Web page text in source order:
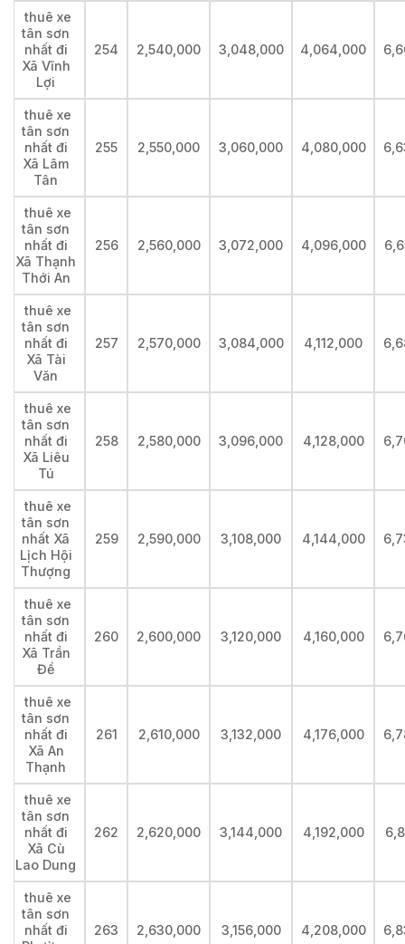
thuê xe
tân sơn
nhất đi
Xã Vĩnh
Lợi
254 2,540,000 3,048,000 4,064,000
thuê xe
tân sơn
nhất đi
Xã Lâm
Tân
255 2,550,000 3,060,000 4,080,000
thuê xe
tân sơn
nhất đi
Xã Thạnh
Thới An
256 2,560,000 3,072,000 4,096,000
thuê xe
tân sơn
nhất đi
Xã Tài
Văn
257 2,570,000 3,084,000 4,112,000
thuê xe
tân sơn
nhất đi
Xã Liêu
Tú
258 2,580,000 3,096,000 4,128,000
thuê xe
tân sơn
nhất Xã
Lịch Hội
Thượng
259 2,590,000 3,108,000 4,144,000
thuê xe
tân sơn
nhất đi
Xã Trần
Đề
260 2,600,000 3,120,000 4,160,000
thuê xe
tân sơn
nhất đi
Xã An
Thạnh
261 2,610,000 3,132,000 4,176,000
thuê xe
tân sơn
nhất đi
Xã Cù
Lao Dung
262 2,620,000 3,144,000 4,192,000
thuê xe
tân sơn
nhất đi
263 2,630,000 3,156,000 4,208,000